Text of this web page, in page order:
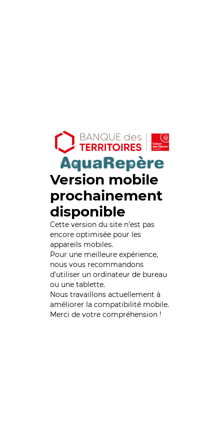
Version mobile
prochainement
disponible
Cette version du site n’est pas
encore optimisée pour les
appareils mobiles.
Pour une meilleure expérience,
nous vous recommandons
d'utiliser un ordinateur de bureau
ou une tablette.
Nous travaillons actuellement à
améliorer la compatibilité mobile.
Merci de votre compréhension !